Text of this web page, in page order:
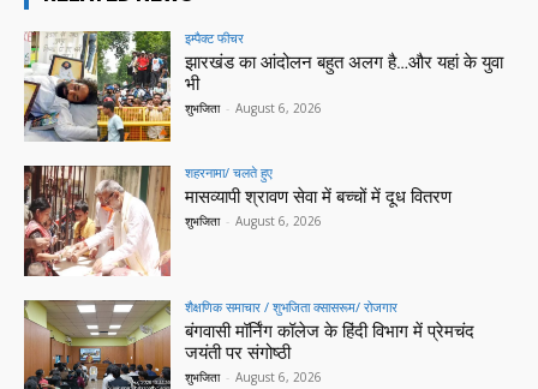
इम्पैक्ट फीचर
झारखंड का आंदोलन बहुत अलग है…और यहां के युवा
भी
शुभजिता - August 6, 2026
शहरनामा/ चलते हुए
मासव्यापी श्रावण सेवा में बच्चों में दूध वितरण
शुभजिता - August 6, 2026
शैक्षणिक समाचार / शुभजिता क्सासरूम/ रोजगार
बंगवासी मॉर्निंग कॉलेज के हिंदी विभाग में प्रेमचंद
जयंती पर संगोष्ठी
शुभजिता - August 6, 2026